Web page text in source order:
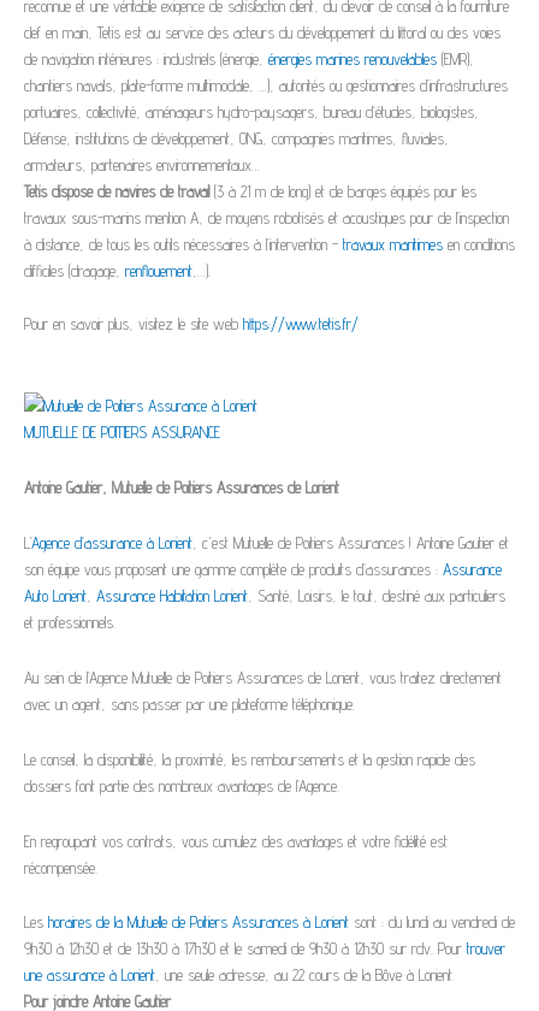
reconnue et une véritable exigence de satisfaction client, du devoir de conseil à la fourniture
clef en main, Tetis est au service des acteurs du développement du littoral ou des voies
de navigation intérieures : industriels (énergie, énergies marines renouvelables (EMR),
chantiers navals, plate-forme multimodale, …), autorités ou gestionnaires d’infrastructures
portuaires, collectivité, aménageurs hydro-paysagers, bureau d‘études, biologistes,
Défense, institutions de développement, ONG, compagnies maritimes, fluviales,
armateurs, partenaires environnementaux…
Tetis dispose de navires de travail(3 à 21 m de long) et de barges équipés pour les
travaux sous-marins mention A, de moyens robotisés et acoustiques pour de l’inspection
à distance, de tous les outils nécessaires à l’intervention - travaux maritimes en conditions
difficiles (dragage, renflouement,…).
Pour en savoir plus, visitez le site web https://www.tetis.fr/
MUTUELLE DE POITIERS ASSURANCE
Antoine Gautier, Mutuelle de Poitiers Assurances de Lorient
L'Agence d’assurance à Lorient , c'est Mutuelle de Poitiers Assurances ! Antoine Gautier et
son équipe vous proposent une gamme complète de produits d’assurances : Assurance
Auto Lorient Assurance Habitation Lorient , Santé, Loisirs, le tout, destiné aux particuliers
et professionnels.
Au sein de l’Agence Mutuelle de Poitiers Assurances de Lorient, vous traitez directement
avec un agent, sans passer par une plateforme téléphonique.
Le conseil, la disponibilité, la proximité, les remboursements et la gestion rapide des
dossiers font partie des nombreux avantages de l’Agence.
En regroupant vos contrats, vous cumulez des avantages et votre fidélité est
récompensée.
Les horaires de la Mutuelle de Poitiers Assurances à Lorient sont : du lundi au vendredi de
9h30 à 12h30 et de 13h30 à 17h30 et le samedi de 9h30 à 12h30 sur rdv. Pour trouver
une assurance à Lorient, une seule adresse, au 22 cours de la Bôve à Lorient.
Pour joindre Antoine Gautier